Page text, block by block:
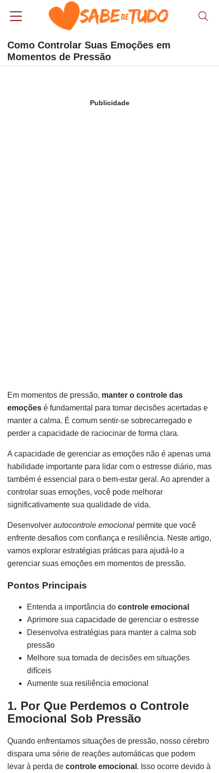
Como Controlar Suas Emoções em
Momentos de Pressão
Publicidade
Em momentos de pressão, manter o controle das
emoções é fundamental para tomar decisões acertadas e
manter a calma. É comum sentir-se sobrecarregado e
perder a capacidade de raciocinar de forma clara.
A capacidade de gerenciar as emoções não é apenas uma
habilidade importante para lidar com o estresse diário, mas
também é essencial para o bem-estar geral. Ao aprender a
controlar suas emoções, você pode melhorar
significativamente sua qualidade de vida.
Desenvolver autocontrole emocional permite que você
enfrente desafios com confiança e resiliência. Neste artigo,
vamos explorar estratégias práticas para ajudá-lo a
gerenciar suas emoções em momentos de pressão.
Pontos Principais
Entenda a importância do controle emocional
Aprimore sua capacidade de gerenciar o estresse
Desenvolva estratégias para manter a calma sob
pressão
Melhore sua tomada de decisões em situações
difíceis
Aumente sua resiliência emocional
1. Por Que Perdemos o Controle
Emocional Sob Pressão
Quando enfrentamos situações de pressão, nosso cérebro
dispara uma série de reações automáticas que podem
levar à perda de controle emocional . Isso ocorre devido à